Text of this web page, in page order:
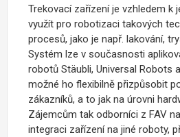
Trekovací zařízení je vzhledem k
využít pro robotizaci takových
procesů, jako je např. lakování,
Systém lze v současnosti
robotů Stäubli, Universal Robots
možné ho flexibilně přizpůsobit
zákazníků, a to jak na úrovni
Zájemcům tak odborníci z FAV
integraci zařízení na jiné roboty,